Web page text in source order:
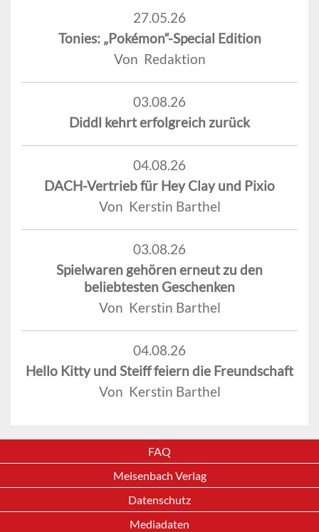
27.05.26
Tonies: „Pokémon“-Special Edition
Von Redaktion
03.08.26
Diddl kehrt erfolgreich zurück
04.08.26
DACH-Vertrieb für Hey Clay und Pixio
Von Kerstin Barthel
03.08.26
Spielwaren gehören erneut zu den
beliebtesten Geschenken
Von Kerstin Barthel
04.08.26
Hello Kitty und Steiff feiern die Freundschaft
Von Kerstin Barthel
FAQ
Meisenbach Verlag
Datenschutz
Mediadaten